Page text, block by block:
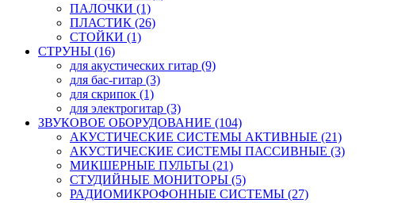
ПАЛОЧКИ (1)
ПЛАСТИК (26)
СТОЙКИ (1)
СТРУНЫ (16)
для акустических гитар (9)
для бас-гитар (3)
для скрипок (1)
для электрогитар (3)
ЗВУКОВОЕ ОБОРУДОВАНИЕ (104)
АКУСТИЧЕСКИЕ СИСТЕМЫ АКТИВНЫЕ (21)
АКУСТИЧЕСКИЕ СИСТЕМЫ ПАССИВНЫЕ (3)
МИКШЕРНЫЕ ПУЛЬТЫ (21)
СТУДИЙНЫЕ МОНИТОРЫ (5)
РАДИОМИКРОФОННЫЕ СИСТЕМЫ (27)